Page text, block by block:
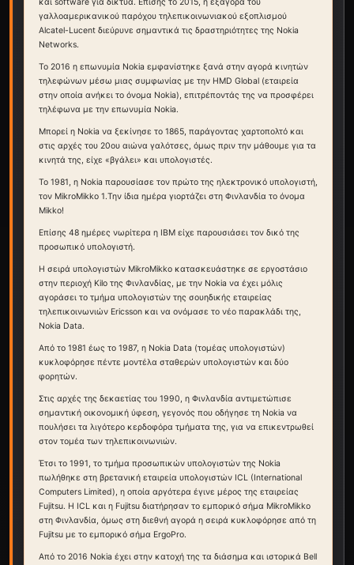
γαλλοαμερικανικού παρόχου τηλεπικοινωνιακού εξοπλισμού
Alcatel-Lucent διεύρυνε σημαντικά τις δραστηριότητες της Nokia
Networks.
Το 2016 η επωνυμία Nokia εμφανίστηκε ξανά στην αγορά κινητών
τηλεφώνων μέσω μιας συμφωνίας με την HMD Global (εταιρεία
στην οποία ανήκει το όνομα Nokia), επιτρέποντάς της να προσφέρει
τηλέφωνα με την επωνυμία Nokia.
Μπορεί η Nokia να ξεκίνησε το 1865, παράγοντας χαρτοπολτό και
στις αρχές του 20ου αιώνα γαλότσες, όμως πριν την μάθουμε για τα
κινητά της, είχε «βγάλει» και υπολογιστές.
Το 1981, η Nokia παρουσίασε τον πρώτο της ηλεκτρονικό υπολογιστή,
τον MikroMikko 1.Την ίδια ημέρα γιορτάζει στη Φινλανδία το όνομα
Mikko!
Επίσης 48 ημέρες νωρίτερα η IBM είχε παρουσιάσει τον δικό της
προσωπικό υπολογιστή.
Η σειρά υπολογιστών MikroMikko κατασκευάστηκε σε εργοστάσιο
στην περιοχή Kilo της Φινλανδίας, με την Nokia να έχει μόλις
αγοράσει το τμήμα υπολογιστών της σουηδικής εταιρείας
τηλεπικοινωνιών Ericsson και να ονόμασε το νέο παρακλάδι της,
Nokia Data.
Από το 1981 έως το 1987, η Nokia Data (τομέας υπολογιστών)
κυκλοφόρησε πέντε μοντέλα σταθερών υπολογιστών και δύο
φορητών.
Στις αρχές της δεκαετίας του 1990, η Φινλανδία αντιμετώπισε
σημαντική οικονομική ύφεση, γεγονός που οδήγησε τη Nokia να
πουλήσει τα λιγότερο κερδοφόρα τμήματα της, για να επικεντρωθεί
στον τομέα των τηλεπικοινωνιών.
Έτσι το 1991, το τμήμα προσωπικών υπολογιστών της Nokia
πωλήθηκε στη βρετανική εταιρεία υπολογιστών ICL (International
Computers Limited), η οποία αργότερα έγινε μέρος της εταιρείας
Fujitsu. Η ICL και η Fujitsu διατήρησαν το εμπορικό σήμα MikroMikko
στη Φινλανδία, όμως στη διεθνή αγορά η σειρά κυκλοφόρησε από τη
Fujitsu με το εμπορικό σήμα ErgoPro.
Από το 2016 Nokia έχει στην κατοχή της τα διάσημα και ιστορικά Bell